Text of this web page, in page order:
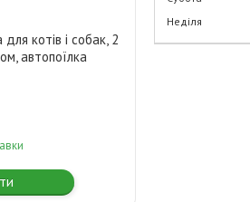
котів і собак, 2
автопоїлка
Неділя